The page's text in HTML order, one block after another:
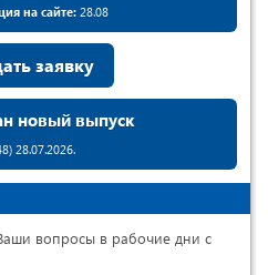
на сайте:28.08
заявку
новый выпуск
28.07.2026.
вопросы в рабочие дни с